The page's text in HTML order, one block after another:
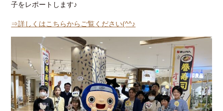
子をレポートします♪
⇒詳しくはこちらからご覧ください(^^♪